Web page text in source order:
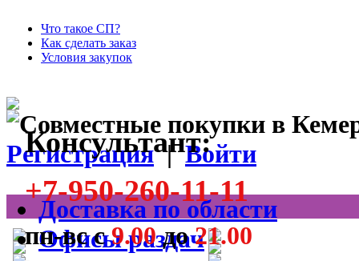
Что такое СП?
Как сделать заказ
Условия закупок
Консультант:
+7-950-260-11-11
пн-вс с9.00до21.00
Регистрация|Войти
Доставка по области
Офисы раздач